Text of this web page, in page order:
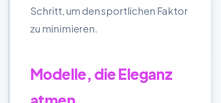
Schritt, um den sportlichen Faktor
zu minimieren.
Modelle, die Eleganz